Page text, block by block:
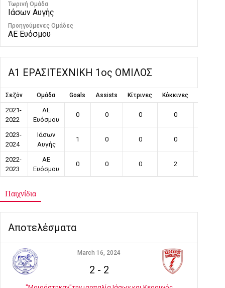
Τωρινή Ομάδα
Ιάσων Αυγής
Προηγούμενες Ομάδες
ΑΕ Ευόσμου
Α1 ΕΡΑΣΙΤΕΧΝΙΚΗ 1ος ΟΜΙΛΟΣ
Σεζόν Ομάδα Goals Assists Κίτρινες Κόκκινες
2021-
2022
ΑΕ
Ευόσμου
0 0 0 0
2023-
2024
Ιάσων
Αυγής
1 0 0 0
2022-
2023
ΑΕ
Ευόσμου
0 0 0 2
Παιχνίδια
Αποτελέσματα
March 16, 2024
2 - 2